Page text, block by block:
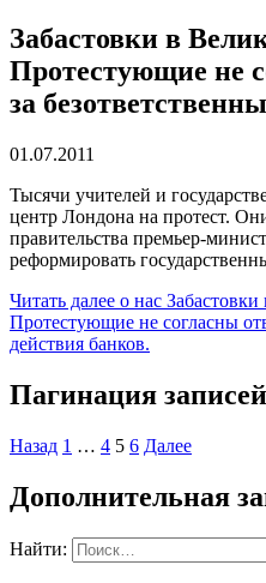
Забастовки в
Протестующие не
за
01.07.2011
Тысячи учителей и
центр Лондона на протест.
правительства премьер-
реформировать
Читать далее о нас
Протестующие не согласны
действия банков.
Пагинация записей
Назад 1 … 4 5 6 Далее
Дополнительная
Найти: